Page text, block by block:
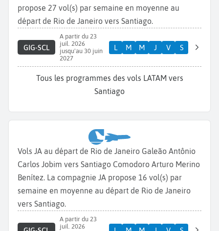
propose 27 vol(s) par semaine en moyenne au
départ de Rio de Janeiro vers Santiago.
GIG-SCL
A partir du 23
juil. 2026
jusqu'au 30 juin
2027
L M M J V S
Tous les programmes des vols LATAM vers
Santiago
Vols JA au départ de Rio de Janeiro Galeão Antônio
Carlos Jobim vers Santiago Comodoro Arturo Merino
Benítez. La compagnie JA propose 16 vol(s) par
semaine en moyenne au départ de Rio de Janeiro
vers Santiago.
A partir du 23
juil. 2026